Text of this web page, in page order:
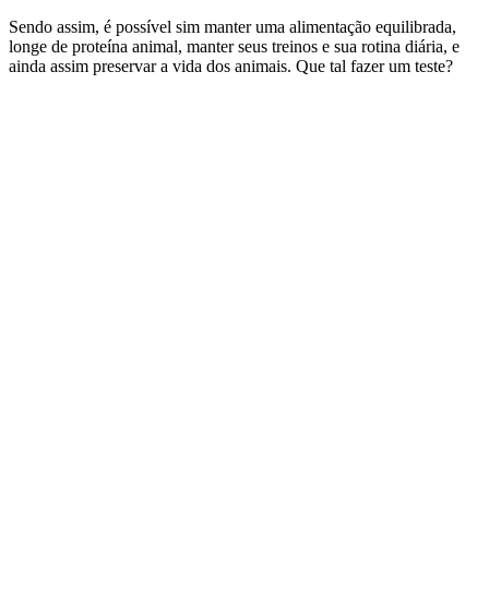
Sendo assim, é possível sim manter uma alimentação equilibrada,
longe de proteína animal, manter seus treinos e sua rotina diária, e
ainda assim preservar a vida dos animais. Que tal fazer um teste?